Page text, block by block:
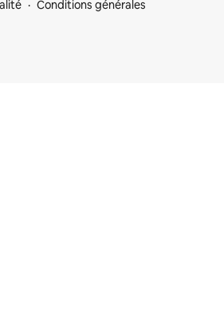
Conditions générales